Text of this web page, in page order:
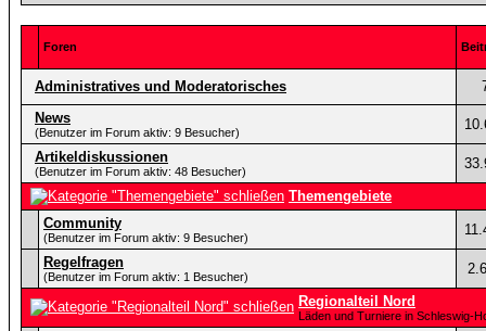
Foren
Administratives und Moderatorisches
News
(Benutzer im Forum aktiv: 9 Besucher)
Artikeldiskussionen
(Benutzer im Forum aktiv: 48 Besucher)
Themengebiete
Community
(Benutzer im Forum aktiv: 9 Besucher)
Regelfragen
(Benutzer im Forum aktiv: 1 Besucher)
Regionalteil Nord
Läden und Turniere in Schleswig-